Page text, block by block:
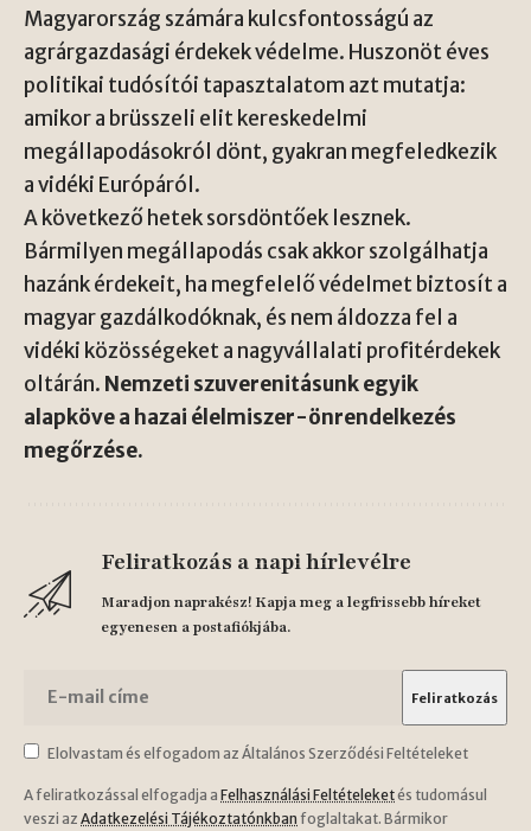
Magyarország számára kulcsfontosságú az
agrárgazdasági érdekek védelme. Huszonöt éves
politikai tudósítói tapasztalatom azt mutatja:
amikor a brüsszeli elit kereskedelmi
megállapodásokról dönt, gyakran megfeledkezik
a vidéki Európáról.
A következő hetek sorsdöntőek lesznek.
Bármilyen megállapodás csak akkor szolgálhatja
hazánk érdekeit, ha megfelelő védelmet biztosít a
magyar gazdálkodóknak, és nem áldozza fel a
vidéki közösségeket a nagyvállalati profitérdekek
oltárán. Nemzeti szuverenitásunk egyik
alapköve a hazai élelmiszer-önrendelkezés
megőrzése.
Feliratkozás a napi hírlevélre
Maradjon naprakész! Kapja meg a legfrissebb híreket
egyenesen a postafiókjába.
Elolvastam és elfogadom az Általános Szerződési Feltételeket
A feliratkozással elfogadja a Felhasználási Feltételeketés tudomásul
veszi az Adatkezelési Tájékoztatónkban foglaltakat. Bármikor